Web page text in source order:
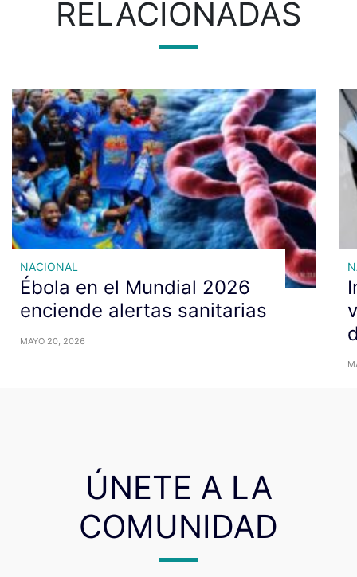
RELACIONADAS
NACIONAL
Ébola en el Mundial 2026
enciende alertas sanitarias
MAYO 20, 2026
ÚNETE A LA
COMUNIDAD